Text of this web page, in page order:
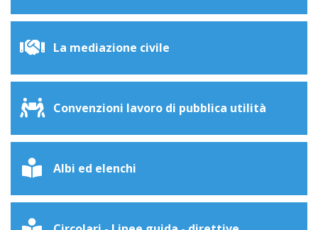
La mediazione civile
Convenzioni lavoro di pubblica utilità
Albi ed elenchi